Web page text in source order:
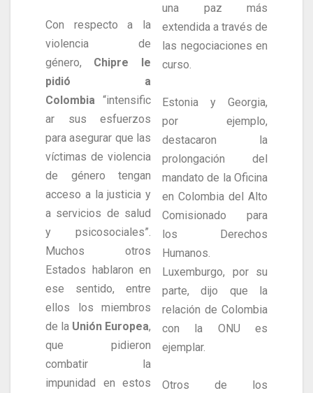
Con respecto a la
violencia de
género, Chipre le
pidió a
Colombia “intensific
ar sus esfuerzos
para asegurar que las
víctimas de violencia
de género tengan
acceso a la justicia y
a servicios de salud
y psicosociales”.
Muchos otros
Estados hablaron en
ese sentido, entre
ellos los miembros
de la Unión Europea,
que pidieron
combatir la
impunidad en estos
una paz más
extendida a través de
las negociaciones en
curso.
Estonia y Georgia,
por ejemplo,
destacaron la
prolongación del
mandato de la Oficina
en Colombia del Alto
Comisionado para
los Derechos
Humanos.
Luxemburgo, por su
parte, dijo que la
relación de Colombia
con la ONU es
ejemplar.
Otros de los